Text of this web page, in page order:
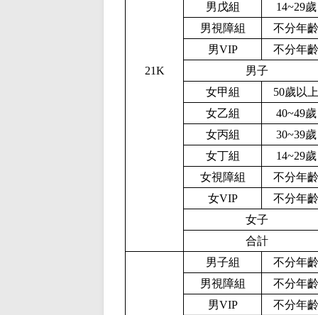
21K
男戊組
14~29歲
男視障組
不分年齡
男VIP
不分年齡
男子
女甲組
50歲以上
女乙組
40~49歲
女丙組
30~39歲
女丁組
14~29歲
女視障組
不分年齡
女VIP
不分年齡
女子
合計
男子組
不分年齡
男視障組
不分年齡
男VIP
不分年齡